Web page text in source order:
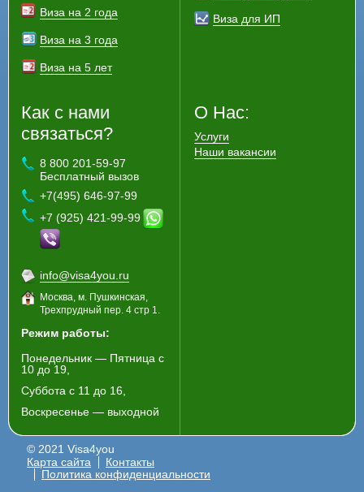
Виза на 2 года
Виза на 3 года
Виза на 5 лет
Виза для ИП
Как с нами
связаться?
8 800 201-59-97
Бесплатный вызов
+7(495) 646-97-99
+7 (925) 421-99-99
info@visa4you.ru
Москва, м. Пушкинская,
Трехпрудный пер. 4 стр 1.
Режим работы:
Понедельник — Пятница с
10 до 19,
Суббота с 11 до 16,
Воскресенье — выходной
О Нас:
Услуги
Наши вакансии
© 2021 Visa4you
Карта сайта
Контакты
Политика конфиденциальности